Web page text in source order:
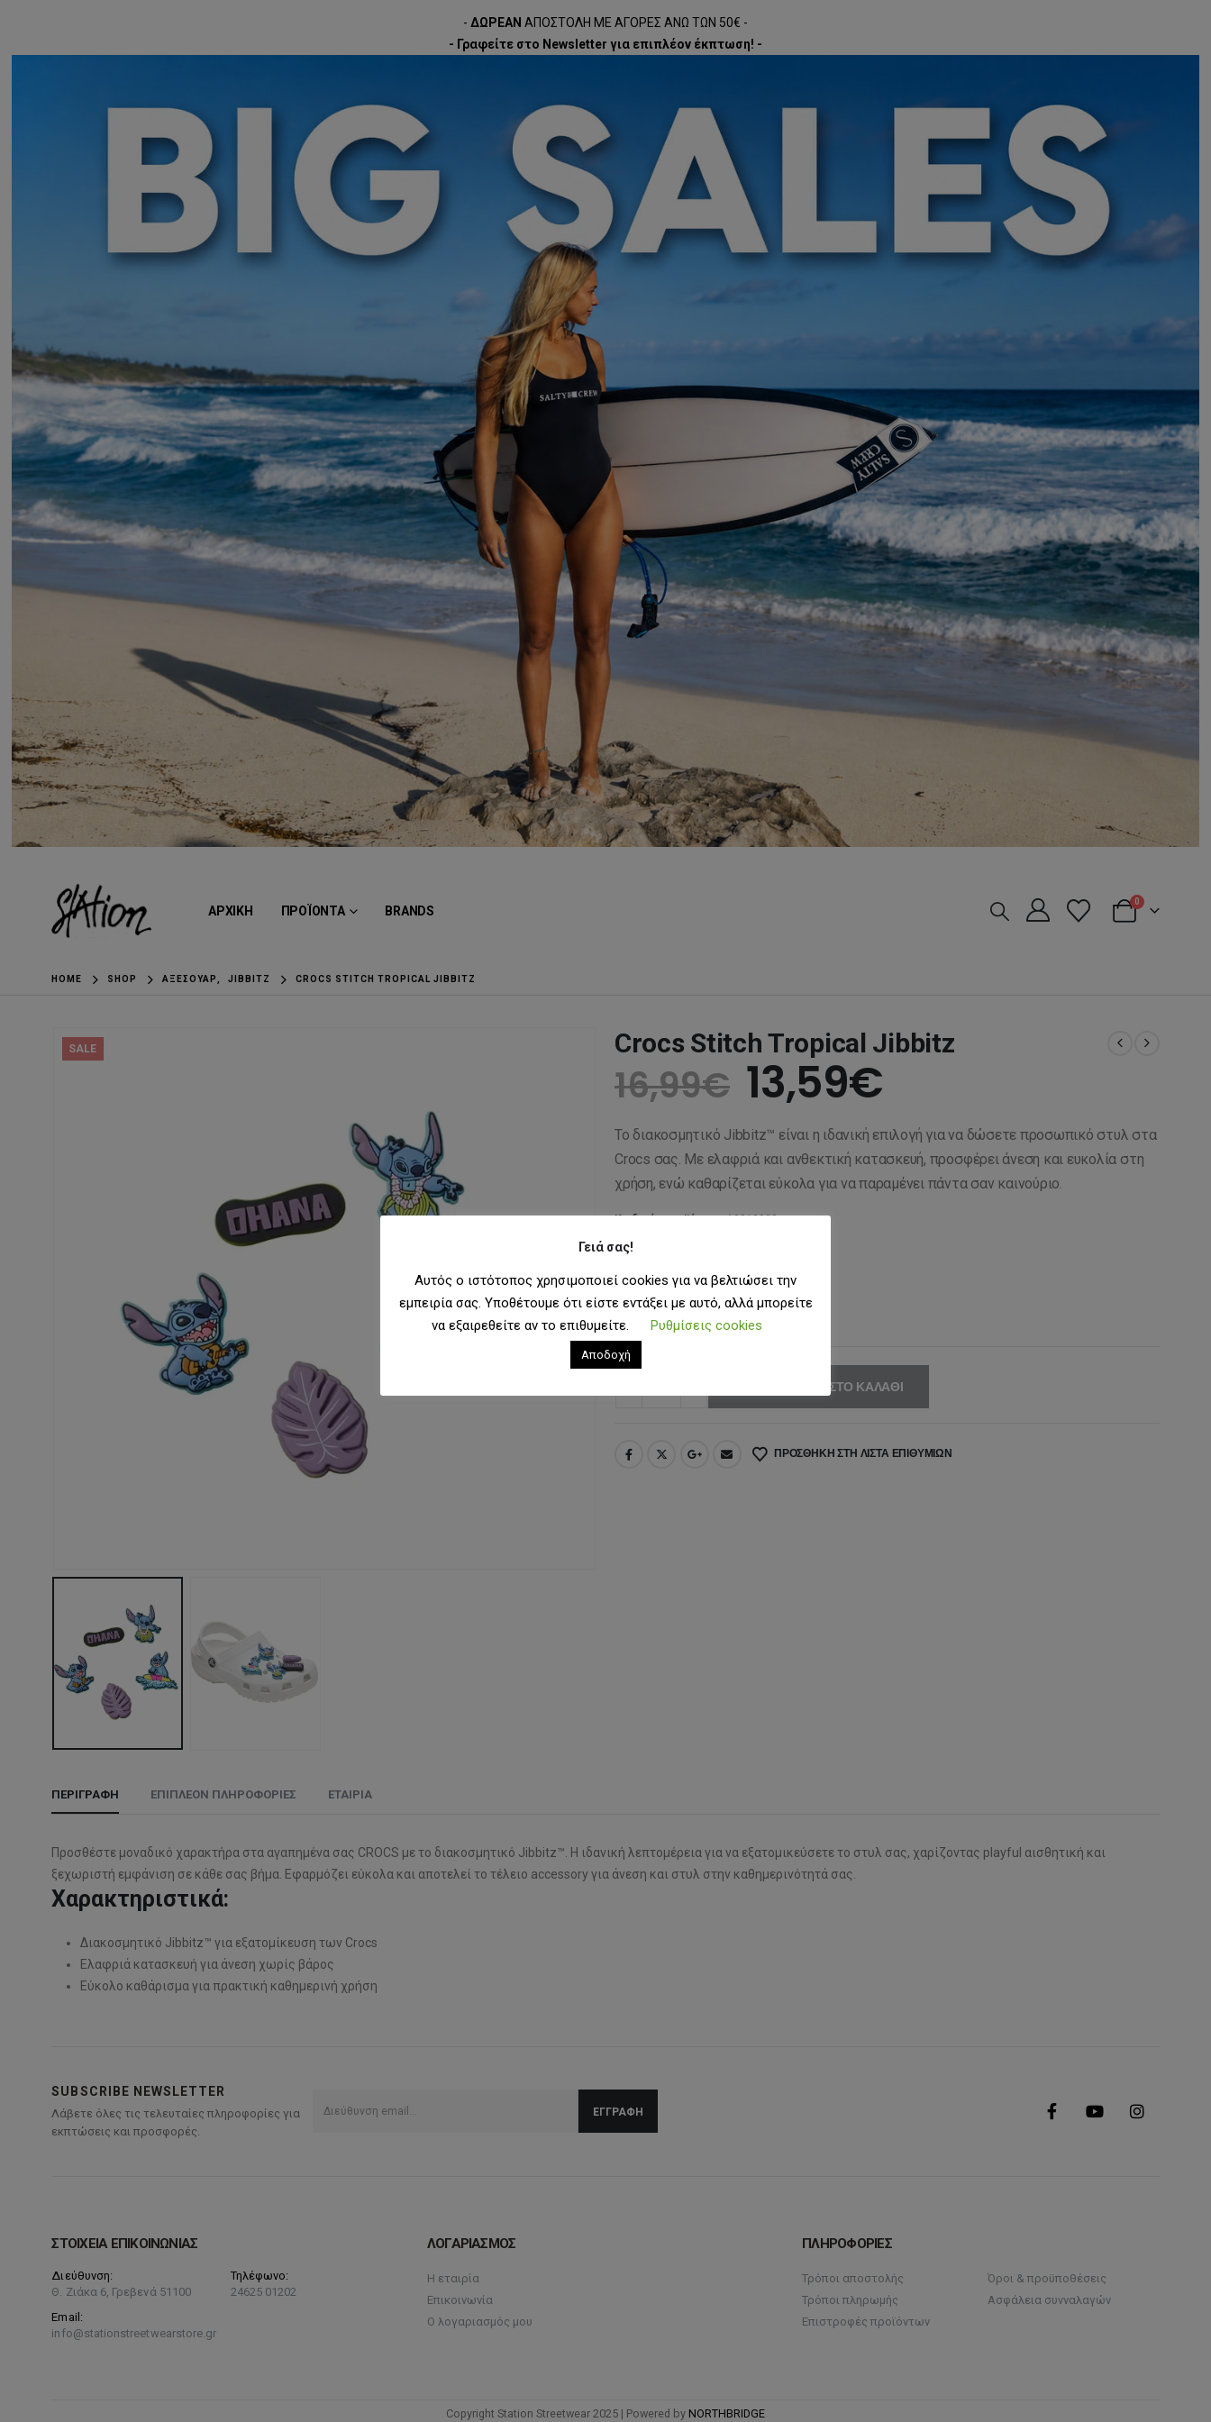
- ΔΩΡΕΑΝ ΑΠΟΣΤΟΛΗ ΜΕ ΑΓΟΡΕΣ ΑΝΩ ΤΩΝ 50€ -
- Γραφείτε στο Newsletter για επιπλέον έκπτωση! -
ΑΡΧΙΚΗ ΠΡΟΪΟΝΤΑ BRANDS
0
HOME SHOP ΑΞΕΣΟΥΆΡ JIBBITZ CROCS STITCH TROPICAL JIBBITZ
SALE Crocs Stitch Tropical Jibbitz
16,99€ Original
price
was:
16,99€.
13,59€
τρέχουσα
τιμή
είναι:
Το διακοσμητικό Jibbitz™ είναι η ιδανική επιλογή για να δώσετε προσωπικό στυλ στα
Crocs σας. Με ελαφριά και ανθεκτική κατασκευή, προσφέρει άνεση και ευκολία στη
χρήση, ενώ καθαρίζεται εύκολα για να παραμένει πάντα σαν καινούριο.
Κωδικός προϊόντος:10012920
Κατηγορίες:
ΜΈΓΕΘΟΣ OS
ΠΡΟΣΘΉΚΗ ΣΤΟ ΚΑΛΆΘΙ
ΠΡΟΣΘΉΚΗ ΣΤΗ ΛΊΣΤΑ ΕΠΙΘΥΜΙΏΝ
ΠΕΡΙΓΡΑΦΉ ΕΠΙΠΛΈΟΝ ΠΛΗΡΟΦΟΡΊΕΣ ΕΤΑΙΡΊΑ
Προσθέστε μοναδικό χαρακτήρα στα αγαπημένα σας CROCS με το διακοσμητικό Jibbitz™. Η ιδανική λεπτομέρεια για να εξατομικεύσετε το στυλ σας, χαρίζοντας playful αισθητική και
ξεχωριστή εμφάνιση σε κάθε σας βήμα. Εφαρμόζει εύκολα και αποτελεί το τέλειο accessory για άνεση και στυλ στην καθημερινότητά σας.
Χαρακτηριστικά:
Διακοσμητικό Jibbitz™ για εξατομίκευση των Crocs
Ελαφριά κατασκευή για άνεση χωρίς βάρος
Εύκολο καθάρισμα για πρακτική καθημερινή χρήση
SUBSCRIBE NEWSLETTER
Λάβετε όλες τις τελευταίες πληροφορίες για
εκπτώσεις και προσφορές.
ΣΤΟΙΧΕΙΑ ΕΠΙΚΟΙΝΩΝΙΑΣ
Διεύθυνση:
Θ. Ζιάκα 6, Γρεβενά 51100
Τηλέφωνο:
24625 01202
Email:
info@stationstreetwearstore.gr
ΛΟΓΑΡΙΑΣΜΟΣ
Η εταιρία
Επικοινωνία
Ο λογαριασμός μου
ΠΛΗΡΟΦΟΡΙΕΣ
Τρόποι αποστολής
Τρόποι πληρωμής
Επιστροφές προϊόντων
Όροι & προϋποθέσεις
Ασφάλεια συνναλαγών
Copyright Station Streetwear 2025 | Powered by NORTHBRIDGE
Γειά σας!
Αυτός ο ιστότοπος χρησιμοποιεί cookies για να βελτιώσει την
εμπειρία σας. Υποθέτουμε ότι είστε εντάξει με αυτό, αλλά μπορείτε
να εξαιρεθείτε αν το επιθυμείτε.
Ρυθμίσεις cookies
Αποδοχή